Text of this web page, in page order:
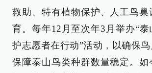
救助、特有植物保护、人工鸟巢
育。每年12月至次年3月举办“
护志愿者在行动”活动，以确保鸟
保障泰山鸟类种群数量稳定。如